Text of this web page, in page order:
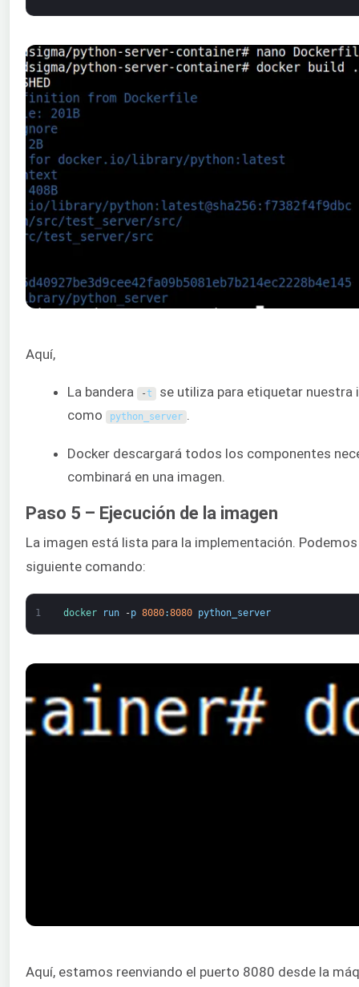
Aquí,
La bandera -t se utiliza para etiquetar nuestra
como
python_server .
Docker descargará todos los componentes
combinará en una imagen.
Paso 5 – Ejecución de la imagen
La imagen está lista para la implementación.
siguiente comando:
1 docker run -p 8080:8080 python_server
Aquí, estamos reenviando el puerto 8080 desde la